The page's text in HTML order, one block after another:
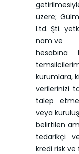
üzere;
Ltd. Şti.
nam ve
hesabına
kurumlara,
verilerinizi
talep
veya
belirtilen
tedarikçi
kredi risk ve